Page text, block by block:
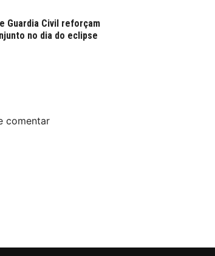
Guardia Civil reforçam
no dia do eclipse
comentar